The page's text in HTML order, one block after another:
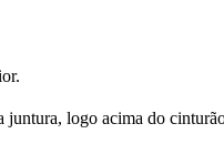
juntura, logo acima do